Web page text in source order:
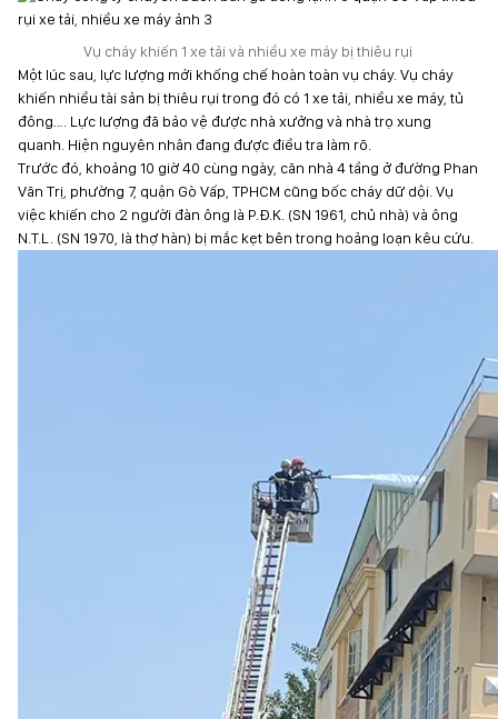
Vụ cháy khiến 1 xe tải và nhiều xe máy bị thiêu rụi
Một lúc sau, lực lượng mới khống chế hoàn toàn vụ cháy. Vụ cháy
khiến nhiều tài sản bị thiêu rụi trong đó có 1 xe tải, nhiều xe máy, tủ
đông…. Lực lượng đã bảo vệ được nhà xưởng và nhà trọ xung
quanh. Hiện nguyên nhân đang được điều tra làm rõ.
Trước đó, khoảng 10 giờ 40 cùng ngày, căn nhà 4 tầng ở đường Phan
Văn Trị, phường 7, quận Gò Vấp, TPHCM cũng bốc cháy dữ dội. Vụ
việc khiến cho 2 người đàn ông là P.Đ.K. (SN 1961, chủ nhà) và ông
N.T.L. (SN 1970, là thợ hàn) bị mắc kẹt bên trong hoảng loạn kêu cứu.